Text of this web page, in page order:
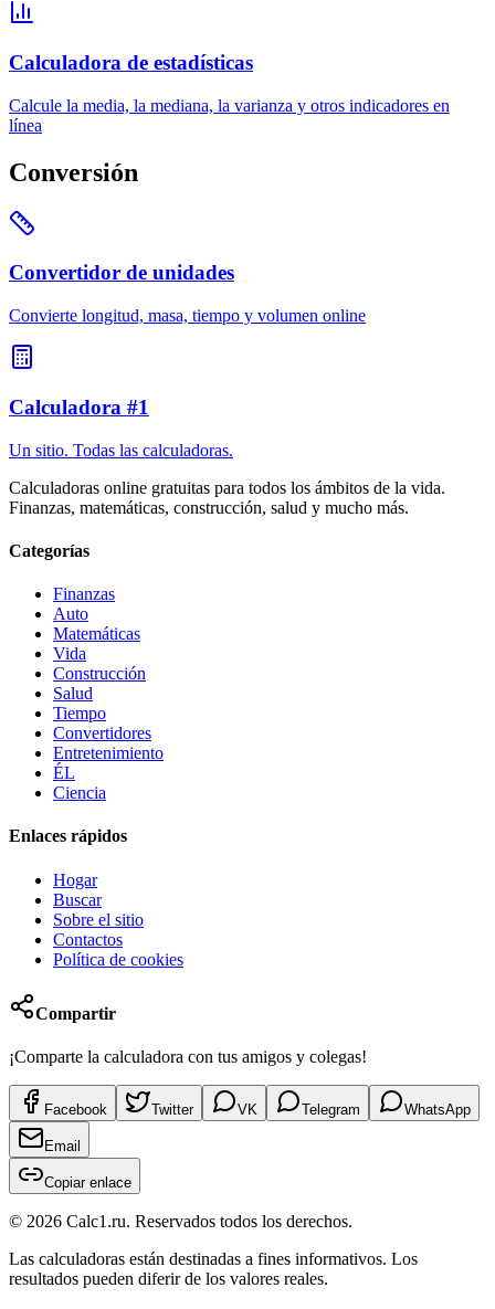
Calculadora de estadísticas
Calcule la media, la mediana, la varianza y otros indicadores en
línea
Conversión
Convertidor de unidades
Convierte longitud, masa, tiempo y volumen online
Calculadora #1
Un sitio. Todas las calculadoras.
Calculadoras online gratuitas para todos los ámbitos de la vida.
Finanzas, matemáticas, construcción, salud y mucho más.
Categorías
Finanzas
Auto
Matemáticas
Vida
Construcción
Salud
Tiempo
Convertidores
Entretenimiento
ÉL
Ciencia
Enlaces rápidos
Hogar
Buscar
Sobre el sitio
Contactos
Política de cookies
Compartir
¡Comparte la calculadora con tus amigos y colegas!
Facebook Twitter VK Telegram WhatsApp
Email
Copiar enlace
© 2026 Calc1.ru. Reservados todos los derechos.
Las calculadoras están destinadas a fines informativos. Los
resultados pueden diferir de los valores reales.